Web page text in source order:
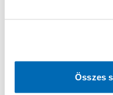
Összes